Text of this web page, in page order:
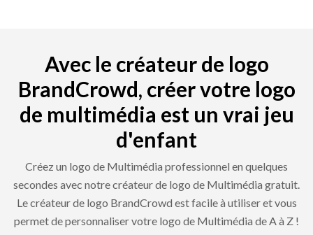
Avec le créateur de logo
BrandCrowd, créer votre logo
de multimédia est un vrai jeu
d'enfant
Créez un logo de Multimédia professionnel en quelques
secondes avec notre créateur de logo de Multimédia gratuit.
Le créateur de logo BrandCrowd est facile à utiliser et vous
permet de personnaliser votre logo de Multimédia de A à Z !